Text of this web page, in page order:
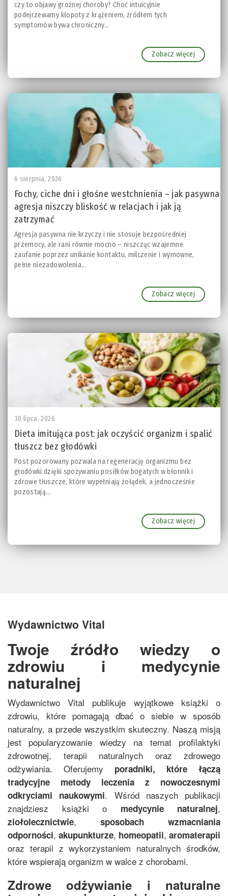
czy to objawy groźnej choroby? Choć intuicyjnie
podejrzewamy kłopoty z krążeniem, źródłem tych
symptomów bywa chroniczny...
Zobacz więcej
6 sierpnia, 2026
Fochy, ciche dni i głośne westchnienia – jak pasywna
agresja niszczy bliskość w relacjach i jak ją
zatrzymać
Agresja pasywna nie krzyczy i nie stosuje bezpośredniej
przemocy, ale rani równie mocno – niszcząc wzajemne
zaufanie poprzez unikanie kontaktu, milczenie i wymowne,
pełne niezadowolenia...
Zobacz więcej
30 lipca, 2026
Dieta imitująca post: jak oczyścić organizm i spalić
tłuszcz bez głodówki
Post pozorowany pozwala na regenerację organizmu bez
głodówki dzięki spożywaniu posiłków bogatych w błonnik i
zdrowe tłuszcze, które wypełniają żołądek, a jednocześnie
pozostają...
Zobacz więcej
Wydawnictwo Vital
Twoje źródło wiedzy o
zdrowiu i medycynie
naturalnej
Wydawnictwo Vital publikuje wyjątkowe książki o
zdrowiu, które pomagają dbać o siebie w sposób
naturalny, a przede wszystkim skuteczny. Naszą misją
jest popularyzowanie wiedzy na temat profilaktyki
zdrowotnej, terapii naturalnych oraz zdrowego
odżywiania. Oferujemy poradniki, które łączą
tradycyjne metody leczenia z nowoczesnymi
odkryciami naukowymi. Wśród naszych publikacji
znajdziesz książki o medycynie naturalnej,
ziołolecznictwie, sposobach wzmacniania
odporności, akupunkturze, homeopatii, aromaterapii
oraz terapii z wykorzystaniem naturalnych środków,
które wspierają organizm w walce z chorobami.
Zdrowe odżywianie i naturalne